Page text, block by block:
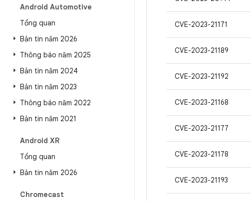
Android Automotive
Tổng quan
Bản tin năm 2026
Thông báo năm 2025
Bản tin năm 2024
Bản tin năm 2023
Thông báo năm 2022
Bản tin năm 2021
Android XR
Tổng quan
Bản tin năm 2026
Chromecast
CVE-2023-21171
CVE-2023-21189
CVE-2023-21192
CVE-2023-21168
CVE-2023-21177
CVE-2023-21178
CVE-2023-21193